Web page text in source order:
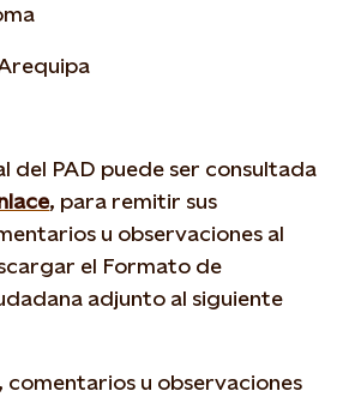
del PAD puede ser consultada
, para remitir sus
u observaciones al
el Formato de
adjunto al siguiente
comentarios u observaciones